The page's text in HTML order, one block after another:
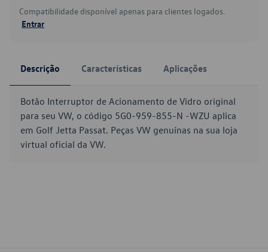
Compatibilidade disponível apenas para clientes logados.
Entrar
Descrição Características Aplicações
Botão Interruptor de Acionamento de Vidro original
para seu VW, o código 5G0-959-855-N -WZU aplica
em Golf Jetta Passat. Peças VW genuínas na sua loja
virtual oficial da VW.